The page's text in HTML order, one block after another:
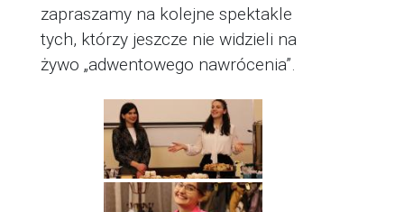
zapraszamy na kolejne spektakle
tych, którzy jeszcze nie widzieli na
żywo „adwentowego nawrócenia”.